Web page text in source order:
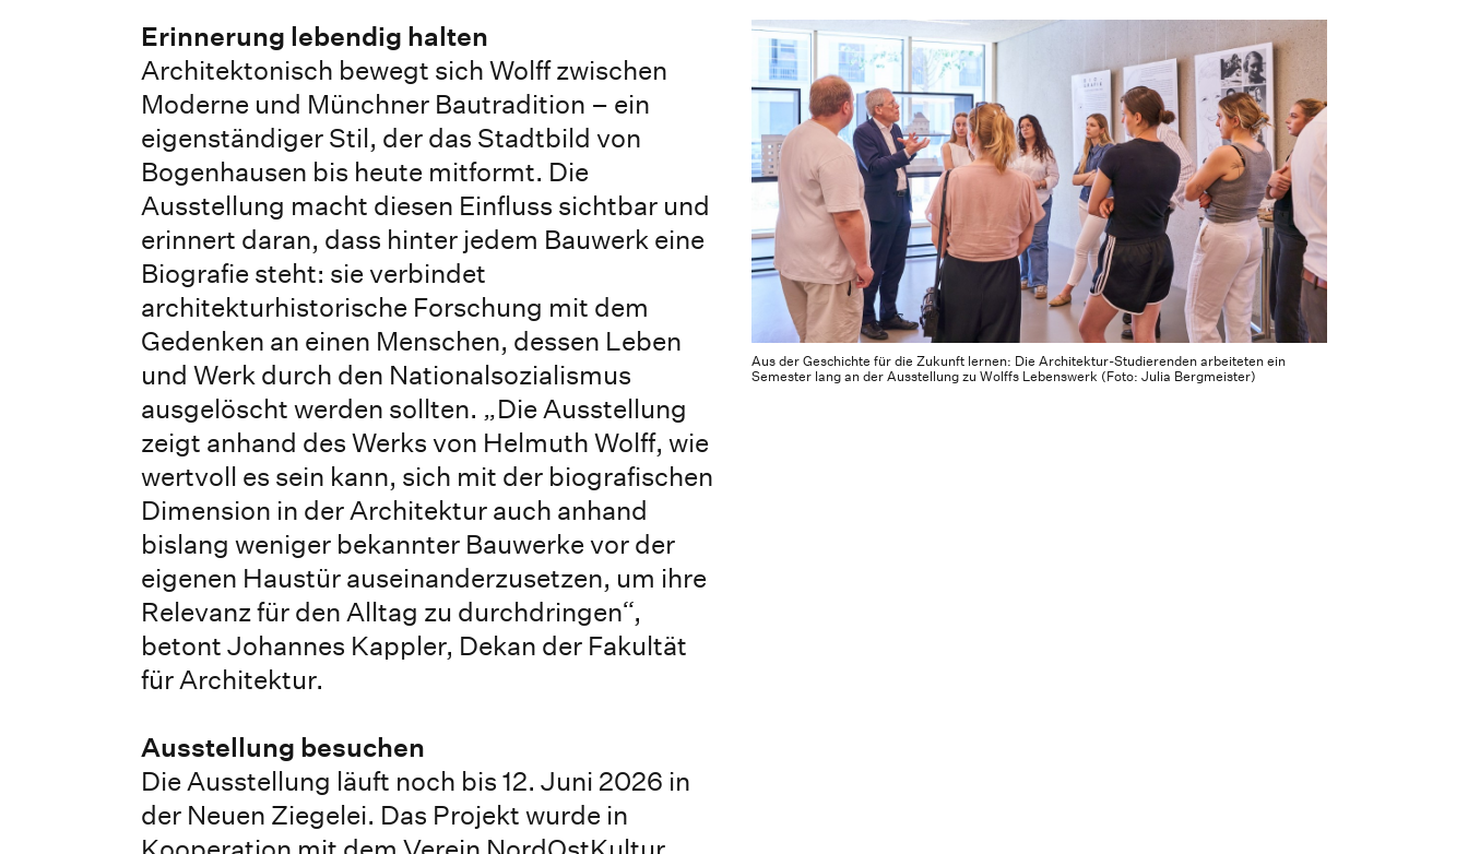
Aus der Geschichte für die Zukunft lernen: Die Architektur-Studierenden arbeiteten ein
Semester lang an der Ausstellung zu Wolffs Lebenswerk (Foto: Julia Bergmeister)
Erinnerung lebendig halten
Architektonisch bewegt sich Wolff zwischen
Moderne und Münchner Bautradition – ein
eigenständiger Stil, der das Stadtbild von
Bogenhausen bis heute mitformt. Die
Ausstellung macht diesen Einfluss sichtbar und
erinnert daran, dass hinter jedem Bauwerk eine
Biografie steht: sie verbindet
architekturhistorische Forschung mit dem
Gedenken an einen Menschen, dessen Leben
und Werk durch den Nationalsozialismus
ausgelöscht werden sollten. „Die Ausstellung
zeigt anhand des Werks von Helmuth Wolff, wie
wertvoll es sein kann, sich mit der biografischen
Dimension in der Architektur auch anhand
bislang weniger bekannter Bauwerke vor der
eigenen Haustür auseinanderzusetzen, um ihre
Relevanz für den Alltag zu durchdringen“,
betont Johannes Kappler, Dekan der Fakultät
für Architektur.
Ausstellung besuchen
Die Ausstellung läuft noch bis 12. Juni 2026 in
der Neuen Ziegelei. Das Projekt wurde in